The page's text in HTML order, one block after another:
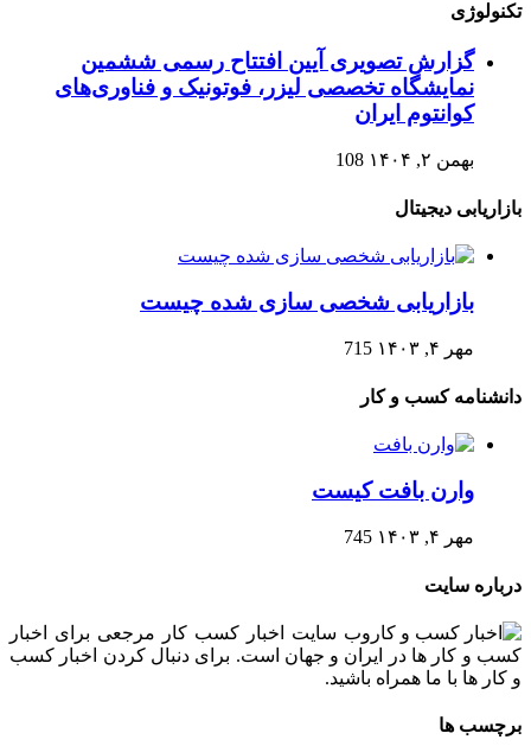
تکنولوژی
گزارش تصویری آیین افتتاح رسمی ششمین
نمایشگاه تخصصی لیزر، فوتونیک و فناوری‌های
کوانتوم ایران
بهمن ۲, ۱۴۰۴ 108
بازاریابی دیجیتال
بازاریابی شخصی سازی شده چیست
مهر ۴, ۱۴۰۳ 715
دانشنامه کسب و کار
وارن بافت کیست
مهر ۴, ۱۴۰۳ 745
درباره سایت
وب سایت اخبار کسب کار مرجعی برای اخبار
کسب و کار ها در ایران و جهان است. برای دنبال کردن اخبار کسب
و کار ها با ما همراه باشید.
برچسب ها